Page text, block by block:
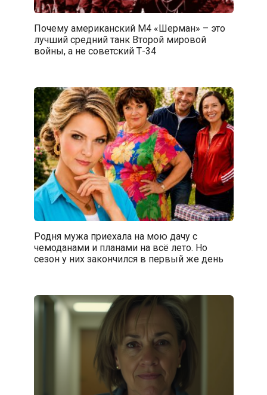
Почему американский М4 «Шерман» – это
лучший средний танк Второй мировой
войны, а не советский Т-34
Родня мужа приехала на мою дачу с
чемоданами и планами на всё лето. Но
сезон у них закончился в первый же день